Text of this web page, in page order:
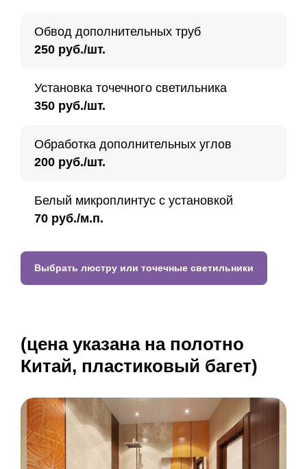
Обвод дополнительных труб
250 руб./шт.
Установка точечного светильника
350 руб./шт.
Обработка дополнительных углов
200 руб./шт.
Белый микроплинтус с установкой
70 руб./м.п.
Выбрать люстру или точечные светильники
(цена указана на полотно
Китай, пластиковый багет)